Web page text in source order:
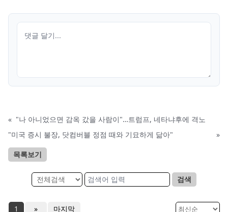
« "나 아니었으면 감옥 갔을 사람이"…트럼프, 네타냐후에 격노
"미국 증시 불장, 닷컴버블 정점 때와 기묘하게 닮아"
»
목록보기
검색
1 » 마지막